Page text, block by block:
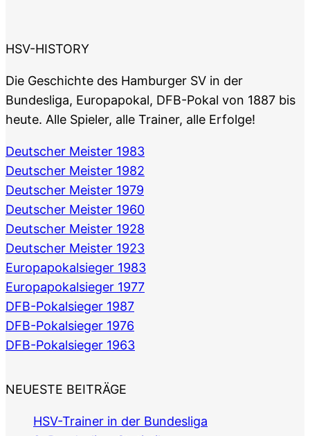
HSV-HISTORY
Die Geschichte des Hamburger SV in der
Bundesliga, Europapokal, DFB-Pokal von 1887 bis
heute. Alle Spieler, alle Trainer, alle Erfolge!
Deutscher Meister 1983
Deutscher Meister 1982
Deutscher Meister 1979
Deutscher Meister 1960
Deutscher Meister 1928
Deutscher Meister 1923
Europapokalsieger 1983
Europapokalsieger 1977
DFB-Pokalsieger 1987
DFB-Pokalsieger 1976
DFB-Pokalsieger 1963
NEUESTE BEITRÄGE
HSV-Trainer in der Bundesliga